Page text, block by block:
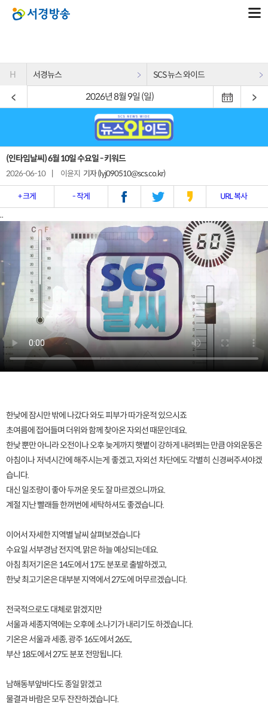
H 서경뉴스 SCS 뉴스 와이드
2026년 8월 9일 (일)
(인타임날씨) 6월 10일 수요일 - 키워드
2026-06-10 이윤지 기자 (lyj090510@scs.co.kr)
+ 크게 - 작게 URL 복사
..
한낮에 잠시만 밖에 나갔다 와도 피부가 따가운적 있으시죠
초여름에 접어들며 더위와 함께 찾아온 자외선 때문인데요.
한낮 뿐만 아니라 오전이나 오후 늦게까지 햇볕이 강하게 내려쬐는 만큼 야외운동은
아침이나 저녁시간에 해주시는게 좋겠고, 자외선 차단에도 각별히 신경써주셔야겠
습니다.
대신 일조량이 좋아 두꺼운 옷도 잘 마르겠으니까요.
계절 지난 빨래들 한꺼번에 세탁하셔도 좋겠습니다.
이어서 자세한 지역별 날씨 살펴보겠습니다
수요일 서부경남 전지역, 맑은 하늘 예상되는데요.
아침 최저기온은 14도에서 17도 분포로 출발하겠고,
한낮 최고기온은 대부분 지역에서 27도에 머무르겠습니다.
전국적으로도 대체로 맑겠지만
서울과 세종지역에는 오후에 소나기가 내리기도 하겠습니다.
기온은 서울과 세종, 광주 16도에서 26도,
부산 18도에서 27도 분포 전망됩니다.
남해동부앞바다도 종일 맑겠고
물결과 바람은 모두 잔잔하겠습니다.